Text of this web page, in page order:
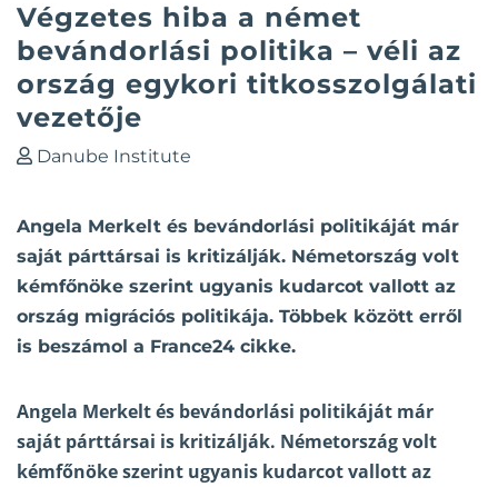
Végzetes hiba a német
bevándorlási politika – véli az
ország egykori titkosszolgálati
vezetője
Danube Institute
Angela Merkelt és bevándorlási politikáját már
saját párttársai is kritizálják. Németország volt
kémfőnöke szerint ugyanis kudarcot vallott az
ország migrációs politikája. Többek között erről
is beszámol a France24 cikke.
Angela Merkelt és bevándorlási politikáját már
saját párttársai is kritizálják. Németország volt
kémfőnöke szerint ugyanis kudarcot vallott az